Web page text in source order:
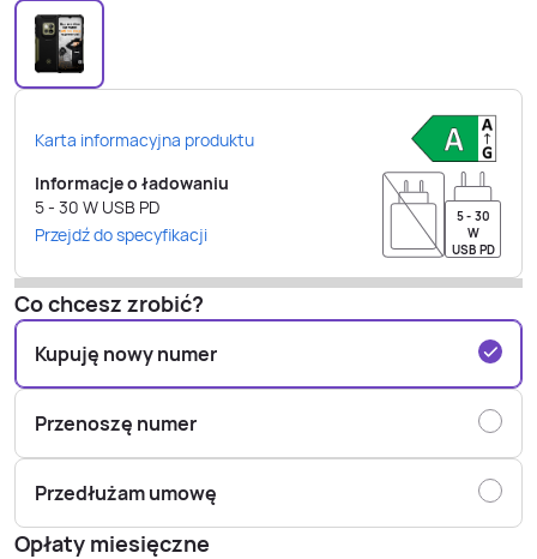
Karta informacyjna produktu
Informacje o ładowaniu
5 - 30 W USB PD
Przejdź do specyfikacji
5 - 30
W
USB PD
Co chcesz zrobić?
Kupuję nowy numer
Przenoszę numer
Przedłużam umowę
Opłaty miesięczne